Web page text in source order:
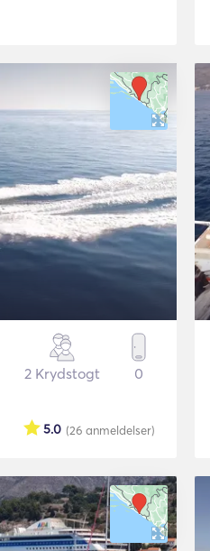
2 Krydstogt 0
(26 anmeldelser)
5.0